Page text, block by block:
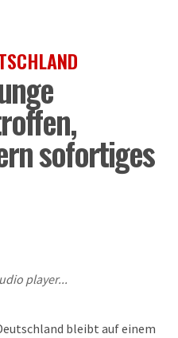
sofortiges
player...
bleibt auf einem